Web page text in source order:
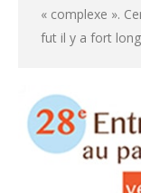
« complexe ».
fut il y a fort